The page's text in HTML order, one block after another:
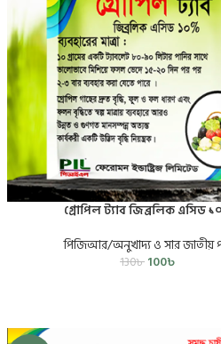
গ্রোপিল ট্যাব জিব্রলিক এসিড
পিজিআর/অনুখাদ্য ও সার জাতীয়
130৳ 100৳